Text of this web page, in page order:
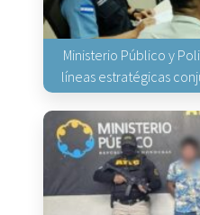
Ministerio Público y
líneas estratégicas